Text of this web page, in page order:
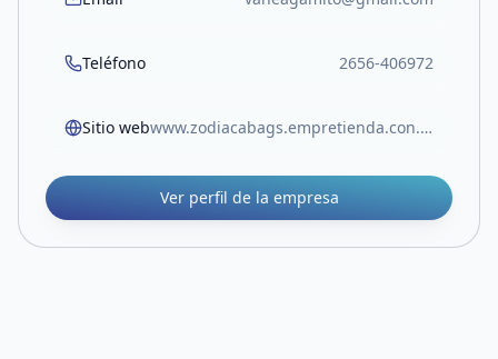
Teléfono 2656-406972
Sitio web www.zodiacabags.empretienda.con.ar
Ver perfil de la empresa